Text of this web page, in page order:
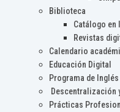
Biblioteca
Catálogo en
Revistas
Calendario
Educación Digital
Programa de Inglés
Descentralización
Prácticas